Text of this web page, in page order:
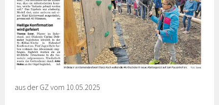
aus der GZ vom 10.05.2025